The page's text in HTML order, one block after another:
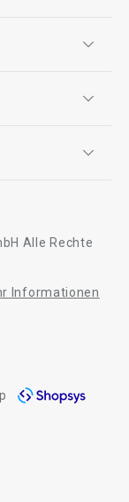
Alle Rechte
Informationen